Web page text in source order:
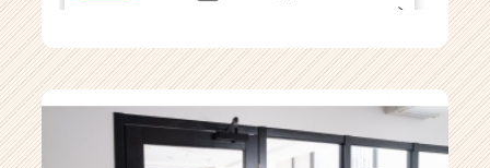
8月24日(月)15:00〜16:00
受付中
オンライン開催